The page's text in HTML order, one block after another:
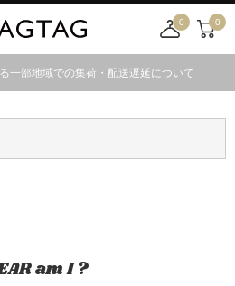
0
舗
カ
0
一部地域での集荷・配送遅延について
am I ?